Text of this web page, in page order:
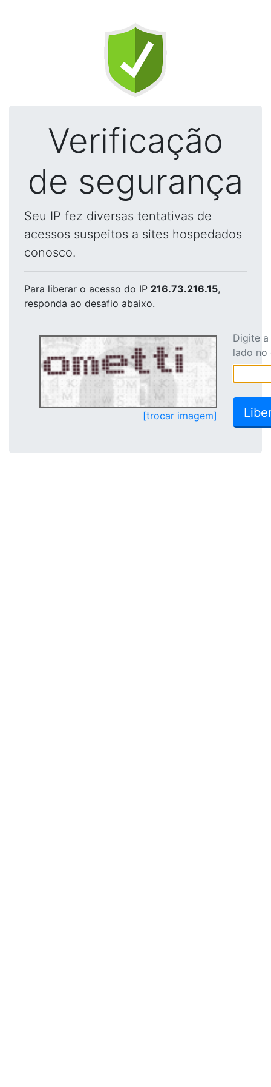
Verificação
de segurança
Seu IP fez diversas tentativas de
acessos suspeitos a sites hospedados
conosco.
Para liberar o acesso do IP 216.73.216.15,
responda ao desafio abaixo.
[trocar imagem]
Digite
lado no